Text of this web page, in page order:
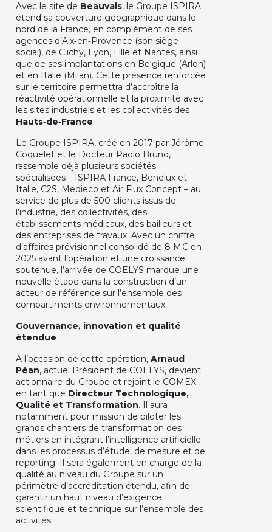
Avec le site de Beauvais, le Groupe ISPIRA
étend sa couverture géographique dans le
nord de la France, en complément de ses
agences d’Aix‑en‑Provence (son siège
social), de Clichy, Lyon, Lille et Nantes, ainsi
que de ses implantations en Belgique (Arlon)
et en Italie (Milan). Cette présence renforcée
sur le territoire permettra d’accroître la
réactivité opérationnelle et la proximité avec
les sites industriels et les collectivités des
Hauts‑de‑France.​
Le Groupe ISPIRA, créé en 2017 par Jérôme
Coquelet et le Docteur Paolo Bruno,
rassemble déjà plusieurs sociétés
spécialisées – ISPIRA France, Benelux et
Italie, C2S, Medieco et Air Flux Concept – au
service de plus de 500 clients issus de
l’industrie, des collectivités, des
établissements médicaux, des bailleurs et
des entreprises de travaux. Avec un chiffre
d’affaires prévisionnel consolidé de 8 M€ en
2025 avant l’opération et une croissance
soutenue, l’arrivée de COELYS marque une
nouvelle étape dans la construction d’un
acteur de référence sur l’ensemble des
compartiments environnementaux.​
Gouvernance, innovation et qualité
étendue
À l’occasion de cette opération, Arnaud
Péan, actuel Président de COELYS, devient
actionnaire du Groupe et rejoint le COMEX
en tant que Directeur Technologique,
Qualité et Transformation. Il aura
notamment pour mission de piloter les
grands chantiers de transformation des
métiers en intégrant l’intelligence artificielle
dans les processus d’étude, de mesure et de
reporting. Il sera également en charge de la
qualité au niveau du Groupe sur un
périmètre d’accréditation étendu, afin de
garantir un haut niveau d’exigence
scientifique et technique sur l’ensemble des
activités.​